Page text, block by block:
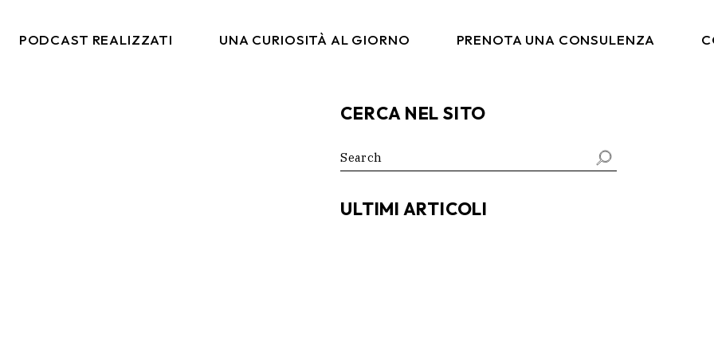
PODCAST REALIZZATI UNA CURIOSITÀ AL GIORNO PRENOTA UNA CONSULENZA
CERCA NEL SITO
Search
for:
ULTIMI ARTICOLI